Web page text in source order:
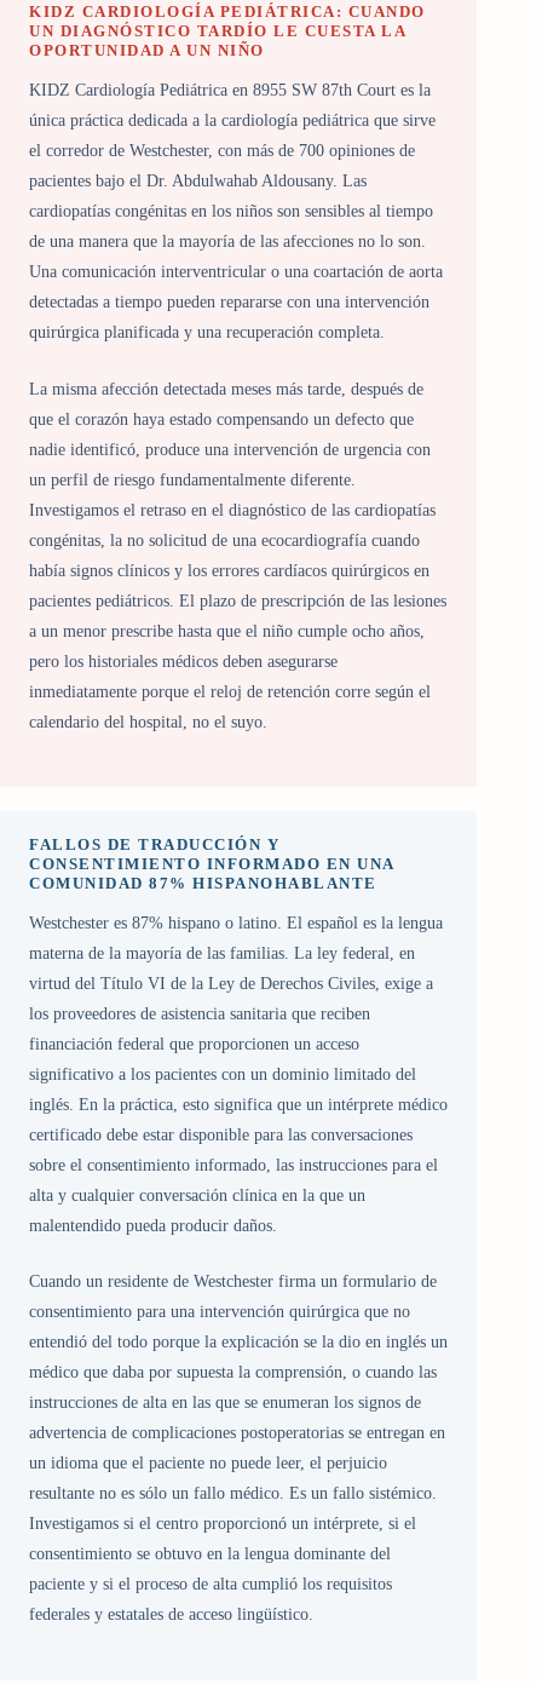
KIDZ CARDIOLOGÍA PEDIÁTRICA: CUANDO
UN DIAGNÓSTICO TARDÍO LE CUESTA LA
OPORTUNIDAD A UN NIÑO
KIDZ Cardiología Pediátrica en 8955 SW 87th Court es la
única práctica dedicada a la cardiología pediátrica que sirve
el corredor de Westchester, con más de 700 opiniones de
pacientes bajo el Dr. Abdulwahab Aldousany. Las
cardiopatías congénitas en los niños son sensibles al tiempo
de una manera que la mayoría de las afecciones no lo son.
Una comunicación interventricular o una coartación de aorta
detectadas a tiempo pueden repararse con una intervención
quirúrgica planificada y una recuperación completa.
La misma afección detectada meses más tarde, después de
que el corazón haya estado compensando un defecto que
nadie identificó, produce una intervención de urgencia con
un perfil de riesgo fundamentalmente diferente.
Investigamos el retraso en el diagnóstico de las cardiopatías
congénitas, la no solicitud de una ecocardiografía cuando
había signos clínicos y los errores cardíacos quirúrgicos en
pacientes pediátricos. El plazo de prescripción de las lesiones
a un menor prescribe hasta que el niño cumple ocho años,
pero los historiales médicos deben asegurarse
inmediatamente porque el reloj de retención corre según el
calendario del hospital, no el suyo.
FALLOS DE TRADUCCIÓN Y
CONSENTIMIENTO INFORMADO EN UNA
COMUNIDAD 87% HISPANOHABLANTE
Westchester es 87% hispano o latino. El español es la lengua
materna de la mayoría de las familias. La ley federal, en
virtud del Título VI de la Ley de Derechos Civiles, exige a
los proveedores de asistencia sanitaria que reciben
financiación federal que proporcionen un acceso
significativo a los pacientes con un dominio limitado del
inglés. En la práctica, esto significa que un intérprete médico
certificado debe estar disponible para las conversaciones
sobre el consentimiento informado, las instrucciones para el
alta y cualquier conversación clínica en la que un
malentendido pueda producir daños.
Cuando un residente de Westchester firma un formulario de
consentimiento para una intervención quirúrgica que no
entendió del todo porque la explicación se la dio en inglés un
médico que daba por supuesta la comprensión, o cuando las
instrucciones de alta en las que se enumeran los signos de
advertencia de complicaciones postoperatorias se entregan en
un idioma que el paciente no puede leer, el perjuicio
resultante no es sólo un fallo médico. Es un fallo sistémico.
Investigamos si el centro proporcionó un intérprete, si el
consentimiento se obtuvo en la lengua dominante del
paciente y si el proceso de alta cumplió los requisitos
federales y estatales de acceso lingüístico.